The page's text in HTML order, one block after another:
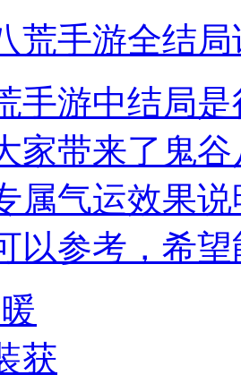
荒手游全结
手游中结局
家带来了鬼
属气运效果
以参考，希